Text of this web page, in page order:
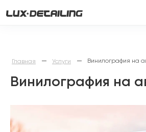
Главная — Услуги — Винилография на
Винилография на